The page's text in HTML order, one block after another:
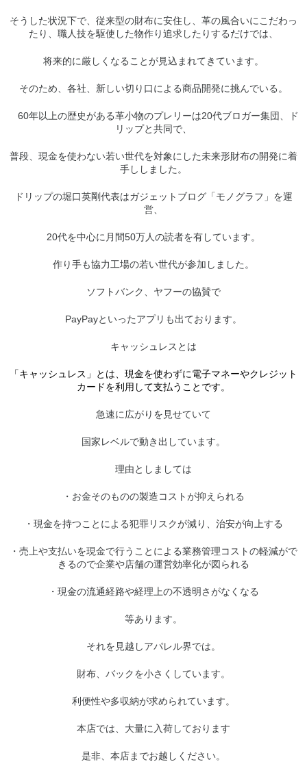
そうした状況下で、従来型の財布に安住し、革の風合いにこだわっ
たり、職人技を駆使した物作り追求したりするだけでは、
将来的に厳しくなることが見込まれてきています。
そのため、各社、新しい切り口による商品開発に挑んでいる。
60年以上の歴史がある革小物のプレリーは20代ブロガー集団、ド
リップと共同で、
普段、現金を使わない若い世代を対象にした未来形財布の開発に着
手ししました。
ドリップの堀口英剛代表はガジェットブログ「モノグラフ」を運
営、
20代を中心に月間50万人の読者を有しています。
作り手も協力工場の若い世代が参加しました。
ソフトバンク、ヤフーの協賛で
PayPayといったアプリも出ております。
キャッシュレスとは
「キャッシュレス」とは、現金を使わずに電子マネーやクレジット
カードを利用して支払うことです。
急速に広がりを見せていて
国家レベルで動き出しています。
理由としましては
・お金そのものの製造コストが抑えられる
・現金を持つことによる犯罪リスクが減り、治安が向上する
・売上や支払いを現金で行うことによる業務管理コストの軽減がで
きるので企業や店舗の運営効率化が図られる
・現金の流通経路や経理上の不透明さがなくなる
等あります。
それを見越しアパレル界では。
財布、バックを小さくしています。
利便性や多収納が求められています。
本店では、大量に入荷しております
是非、本店までお越しください。